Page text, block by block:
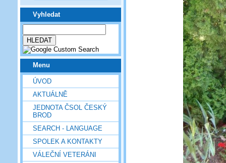
Vyhledat
Menu
ÚVOD
AKTUÁLNĚ
JEDNOTA ČSOL ČESKÝ
BROD
SEARCH - LANGUAGE
SPOLEK A KONTAKTY
VÁLEČNÍ VETERÁNI